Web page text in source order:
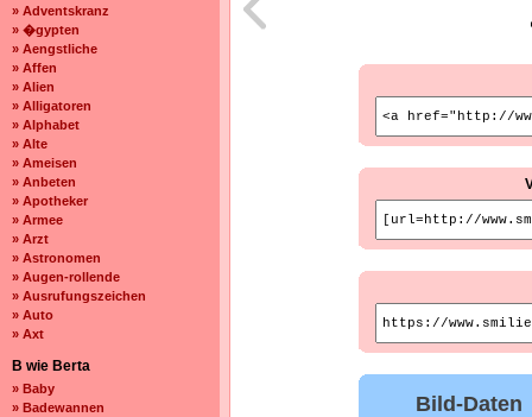
» Adventskranz
» �gypten
» Aengstliche
» Affen
» Alien
» Alligatoren
» Alphabet
» Alte
» Ameisen
» Anbeten
» Apotheker
» Armee
» Arzt
» Astronomen
» Augen-rollende
» Ausrufungszeichen
» Auto
» Axt
B wie Berta
» Baby
» Badewannen
Bild-Daten